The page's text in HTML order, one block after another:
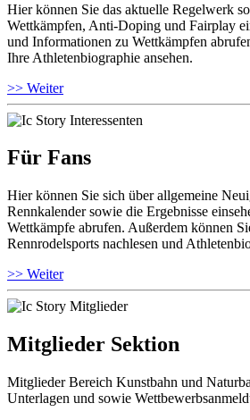
Hier können Sie das aktuelle Regelwerk
Wettkämpfen, Anti-Doping und Fairplay
und Informationen zu Wettkämpfen
Ihre Athletenbiographie ansehen.
>> Weiter
Für Fans
Hier können Sie sich über allgemeine
Rennkalender sowie die Ergebnisse
Wettkämpfe abrufen. Außerdem können
Rennrodelsports nachlesen und
>> Weiter
Mitglieder Sektion
Mitglieder Bereich Kunstbahn und
Unterlagen und sowie